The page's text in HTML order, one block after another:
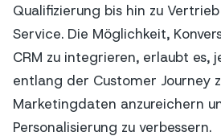
Qualifizierung bis hin zu
Service. Die Möglichkeit,
CRM zu integrieren, erlaubt es,
entlang der Customer Journey
Marketingdaten anzureichern
Personalisierung zu verbessern.